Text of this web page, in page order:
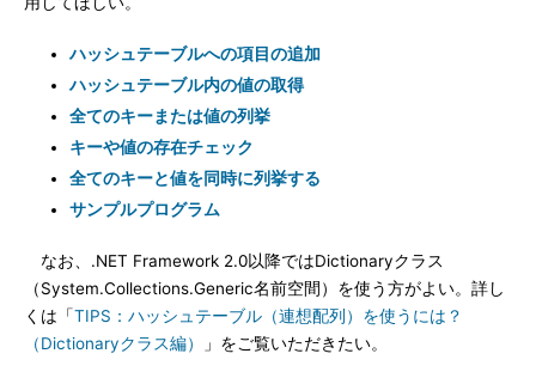
ハッシュテーブルへの項目の追加
ハッシュテーブル内の値の取得
全てのキーまたは値の列挙
キーや値の存在チェック
全てのキーと値を同時に列挙する
サンプルプログラム
なお、.NET Framework 2.0以降ではDictionaryクラス
（System.Collections.Generic名前空間）を使う方がよい。詳し
くは「TIPS：ハッシュテーブル（連想配列）を使うには？
（Dictionaryクラス編）
」をご覧いただきたい。